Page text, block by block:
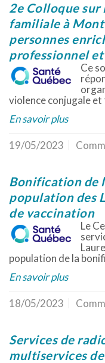
2e Colloque
familiale à
personnes
professionnel
Ce
violence conjugale et
En savoir plus
19/05/2023
Bonification de
population des
de vaccination
Le
population de la
En savoir plus
18/05/2023
Services de
multiservices